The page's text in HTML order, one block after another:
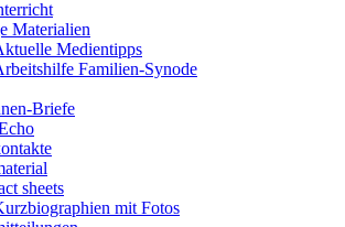
Materialien
Medientipps
Familien-Synode
Briefe
sheets
mit Fotos